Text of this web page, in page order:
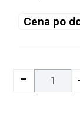
Cena po
-